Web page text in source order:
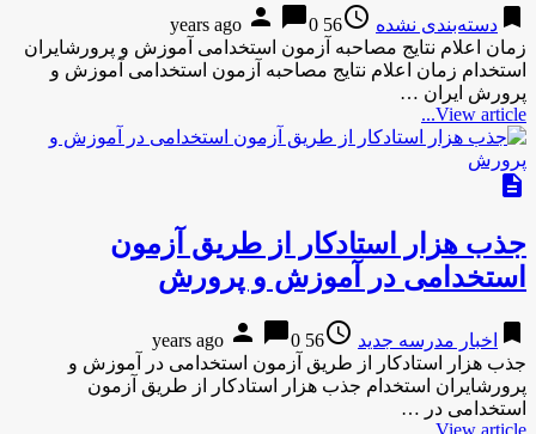
bookmark دسته‌بندی نشده access_time
56 years ago
person chat_bubble0
زمان اعلام نتایج مصاحبه آزمون استخدامی آموزش و پرورشایران
استخدام زمان اعلام نتایج مصاحبه آزمون استخدامی آموزش و
پرورش ایران …
View article...
description
جذب هزار استادکار از طریق آزمون
استخدامی در آموزش و پرورش
bookmark اخبار مدرسه جدید access_time
56 years ago
person chat_bubble0
جذب هزار استادکار از طریق آزمون استخدامی در آموزش و
پرورشایران استخدام جذب هزار استادکار از طریق آزمون
استخدامی در …